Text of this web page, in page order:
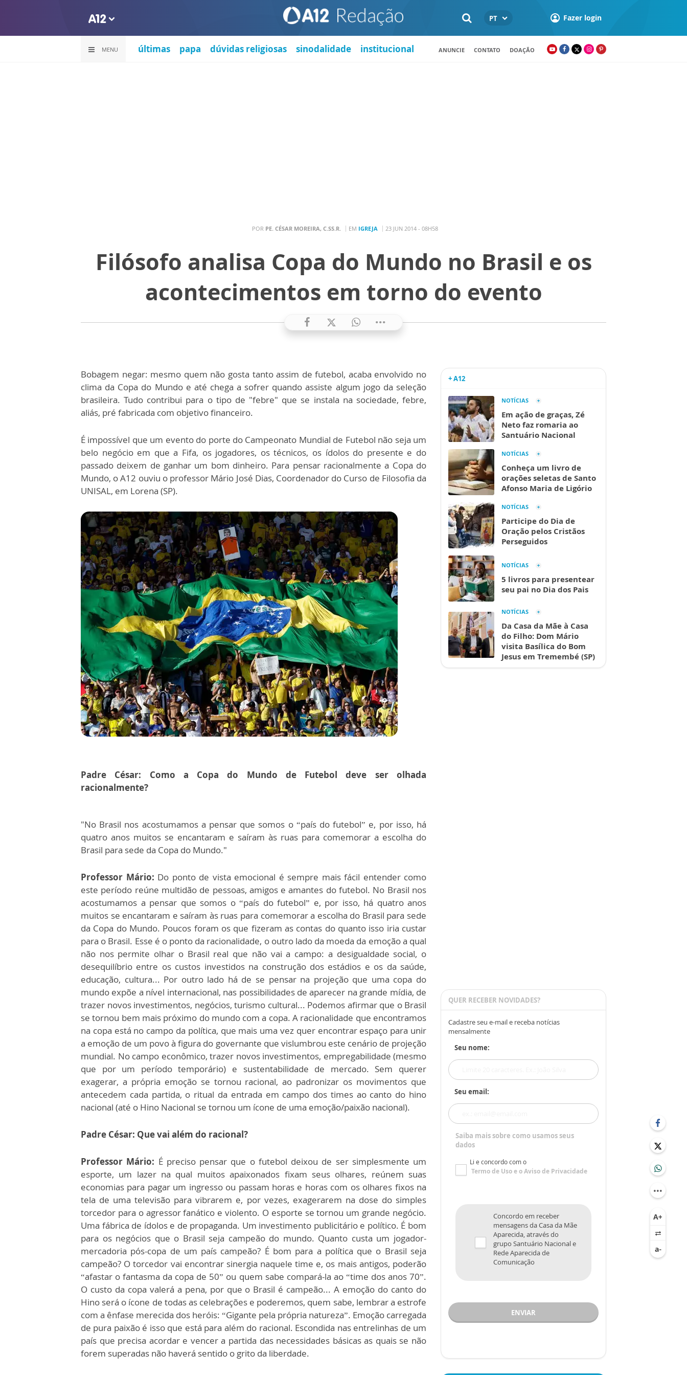
PT Fazer login
MENU últimas papa dúvidas religiosas sinodalidade institucional ANUNCIE CONTATO DOAÇÃO
POR PE. CÉSAR MOREIRA, C.SS.R. EM IGREJA 23 JUN 2014 - 08H58
Filósofo analisa Copa do Mundo no Brasil e os
acontecimentos em torno do evento
Bobagem negar: mesmo quem não gosta tanto assim de futebol, acaba envolvido no
clima da Copa do Mundo e até chega a sofrer quando assiste algum jogo da seleção
brasileira. Tudo contribui para o tipo de "febre" que se instala na sociedade, febre,
aliás, pré fabricada com objetivo financeiro.
É impossível que um evento do porte do Campeonato Mundial de Futebol não seja um
belo negócio em que a Fifa, os jogadores, os técnicos, os ídolos do presente e do
passado deixem de ganhar um bom dinheiro. Para pensar racionalmente a Copa do
Mundo, o A12 ouviu o professor Mário José Dias, Coordenador do Curso de Filosofia da
UNISAL, em Lorena (SP).
Padre César: Como a Copa do Mundo de Futebol deve ser olhada
racionalmente?
"No Brasil nos acostumamos a pensar que somos o “país do futebol” e, por isso, há
quatro anos muitos se encantaram e saíram às ruas para comemorar a escolha do
Brasil para sede da Copa do Mundo."
Professor Mário: Do ponto de vista emocional é sempre mais fácil entender como
este período reúne multidão de pessoas, amigos e amantes do futebol. No Brasil nos
acostumamos a pensar que somos o “país do futebol” e, por isso, há quatro anos
muitos se encantaram e saíram às ruas para comemorar a escolha do Brasil para sede
da Copa do Mundo. Poucos foram os que fizeram as contas do quanto isso iria custar
para o Brasil. Esse é o ponto da racionalidade, o outro lado da moeda da emoção a qual
não nos permite olhar o Brasil real que não vai a campo: a desigualdade social, o
desequilíbrio entre os custos investidos na construção dos estádios e os da saúde,
educação, cultura... Por outro lado há de se pensar na projeção que uma copa do
mundo expõe a nível internacional, nas possibilidades de aparecer na grande mídia, de
trazer novos investimentos, negócios, turismo cultural... Podemos afirmar que o Brasil
se tornou bem mais próximo do mundo com a copa. A racionalidade que encontramos
na copa está no campo da política, que mais uma vez quer encontrar espaço para unir
a emoção de um povo à figura do governante que vislumbrou este cenário de projeção
mundial. No campo econômico, trazer novos investimentos, empregabilidade (mesmo
que por um período temporário) e sustentabilidade de mercado. Sem querer
exagerar, a própria emoção se tornou racional, ao padronizar os movimentos que
antecedem cada partida, o ritual da entrada em campo dos times ao canto do hino
nacional (até o Hino Nacional se tornou um ícone de uma emoção/paixão nacional).
Padre César: Que vai além do racional?
Professor Mário: É preciso pensar que o futebol deixou de ser simplesmente um
esporte, um lazer na qual muitos apaixonados fixam seus olhares, reúnem suas
economias para pagar um ingresso ou passam horas e horas com os olhares fixos na
tela de uma televisão para vibrarem e, por vezes, exagerarem na dose do simples
torcedor para o agressor fanático e violento. O esporte se tornou um grande negócio.
Uma fábrica de ídolos e de propaganda. Um investimento publicitário e político. É bom
para os negócios que o Brasil seja campeão do mundo. Quanto custa um jogador-
mercadoria pós-copa de um país campeão? É bom para a política que o Brasil seja
campeão? O torcedor vai encontrar sinergia naquele time e, os mais antigos, poderão
“afastar o fantasma da copa de 50” ou quem sabe compará-la ao “time dos anos 70”.
O custo da copa valerá a pena, por que o Brasil é campeão... A emoção do canto do
Hino será o ícone de todas as celebrações e poderemos, quem sabe, lembrar a estrofe
com a ênfase merecida dos heróis: “Gigante pela própria natureza”. Emoção carregada
de pura paixão é isso que está para além do racional. Escondida nas entrelinhas de um
país que precisa acordar e vencer a partida das necessidades básicas as quais se não
forem superadas não haverá sentido o grito da liberdade.
+ A12
NOTÍCIAS
Em ação de graças, Zé
Neto faz romaria ao
Santuário Nacional
NOTÍCIAS
Conheça um livro de
orações seletas de Santo
Afonso Maria de Ligório
NOTÍCIAS
Participe do Dia de
Oração pelos Cristãos
Perseguidos
NOTÍCIAS
5 livros para presentear
seu pai no Dia dos Pais
NOTÍCIAS
Da Casa da Mãe à Casa
do Filho: Dom Mário
visita Basílica do Bom
Jesus em Tremembé (SP)
QUER RECEBER NOVIDADES?
Cadastre seu e-mail e receba notícias
mensalmente
Seu nome:
Seu email:
Saiba mais sobre como usamos seus
dados
Li e concordo com o
Termo de Usoe oAviso de Privacidade
Concordo em receber
mensagens da Casa da Mãe
Aparecida, através do
grupo Santuário Nacional e
Rede Aparecida de
Comunicação
ENVIAR